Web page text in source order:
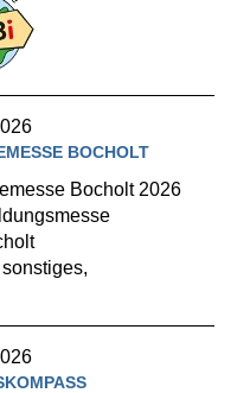
BOCHOLT
Bocholt 2026